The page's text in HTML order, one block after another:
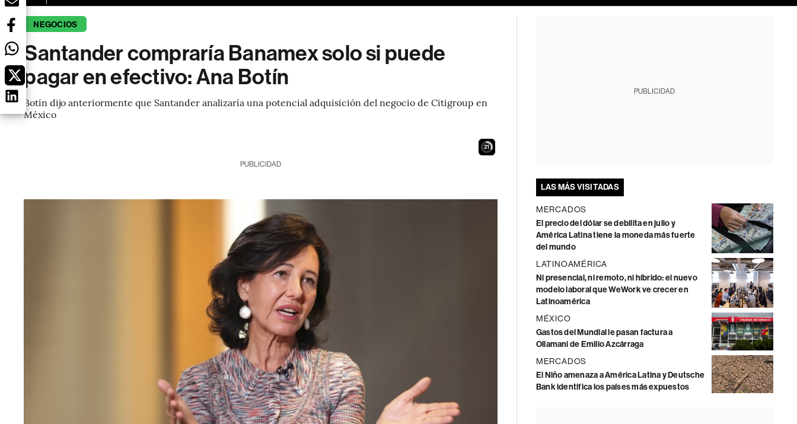
NEGOCIOS
Santander compraría Banamex solo si puede
pagar en efectivo: Ana Botín
Botín dijo anteriormente que Santander analizaría una potencial adquisición del negocio de Citigroup en
México
19
PUBLICIDAD
PUBLICIDAD
LAS MÁS VISITADAS
MERCADOS
El precio del dólar se debilita en julio y
América Latina tiene la moneda más fuerte
del mundo
LATINOAMÉRICA
Ni presencial, ni remoto, ni híbrido: el nuevo
modelo laboral que WeWork ve crecer en
Latinoamérica
MÉXICO
Gastos del Mundial le pasan factura a
Ollamani de Emilio Azcárraga
MERCADOS
El Niño amenaza a América Latina y Deutsche
Bank identifica los países más expuestos